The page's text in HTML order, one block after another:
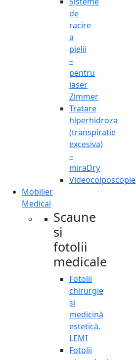
de
racire
a
pielii
–
pentru
laser
Zimmer
Tratare
hiperhidroza
(transpiratie
excesiva)
–
miraDry
Videocolposcopie
Mobilier
Medical
Scaune
si
fotolii
medicale
Fotolii
chirurgie
și
medicină
estetică.
LEMI
Fotolii